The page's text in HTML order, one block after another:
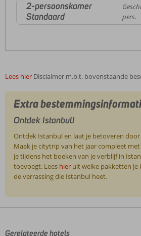
2-persoonskamer
Standaard
pers.
Lees hier Disclaimer m.b.t. bovenstaande
Extra
Ontdek Istanbul!
Ontdek Istanbul en laat je betoveren
Maak je citytrip van het jaar compleet
je tijdens het boeken van je verblijf in
toevoegt. Lees hier uit welke pakketten je
de verrassing die Istanbul heet.
door
Gerelateerde hotels